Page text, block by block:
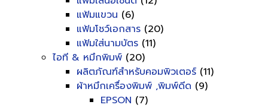
แฟ้มแขวน (6)
แฟ้มโชว์เอกสาร (20)
แฟ้มใส่นามบัตร (11)
ไอที & หมึกพิมพ์ (20)
ผลิตภัณฑ์สำหรับคอมพิวเตอร์ (11)
ผ้าหมึกเครื่องพิมพ์ ,พิมพ์ดีด (9)
EPSON (7)